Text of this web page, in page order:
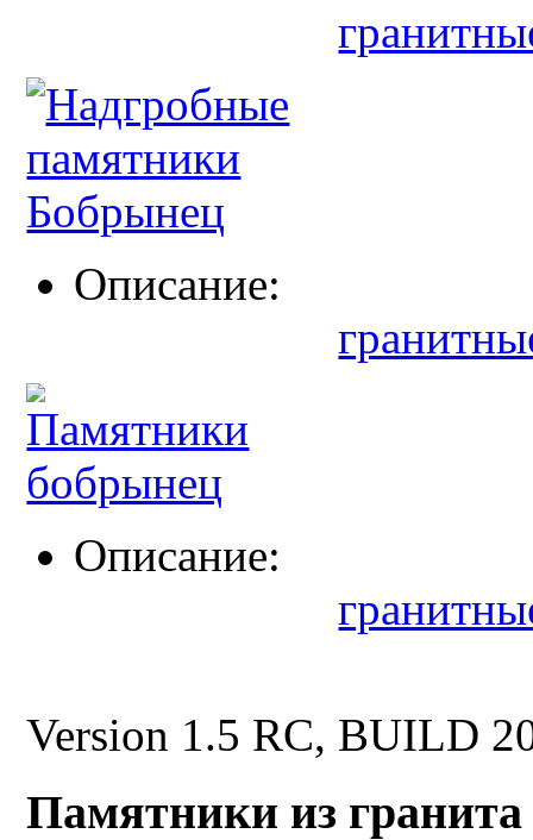
Описание:
Описание:
Version 1.5 RC, BUILD
Памятники из гранита